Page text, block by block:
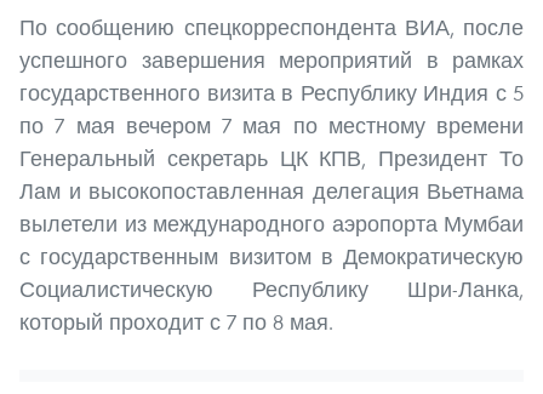
По сообщению спецкорреспондента ВИА, после
успешного завершения мероприятий в рамках
государственного визита в Республику Индия с 5
по 7 мая вечером 7 мая по местному времени
Генеральный секретарь ЦК КПВ, Президент То
Лам и высокопоставленная делегация Вьетнама
вылетели из международного аэропорта Мумбаи
с государственным визитом в Демократическую
Социалистическую Республику Шри-Ланка,
который проходит с 7 по 8 мая.